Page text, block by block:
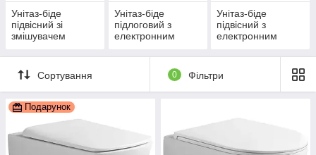
Унітаз-біде
підвісний зі
змішувачем
Унітаз-біде
підлоговий з
електронним
Унітаз-біде
підвісний з
електронним
Сортування 0 Фільтри
Подарунок